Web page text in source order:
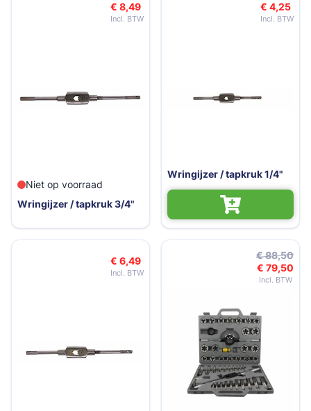
€ 8,49
Niet op voorraad
Wringijzer / tapkruk 3/4"
€ 4,25
Wringijzer / tapkruk 1/4"
€ 6,49
€ 88,50
€ 79,50